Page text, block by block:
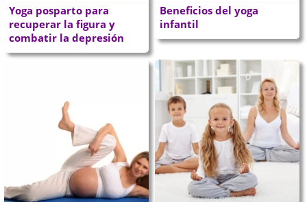
Yoga posparto para
recuperar la figura y
combatir la depresión
Beneficios del yoga
infantil